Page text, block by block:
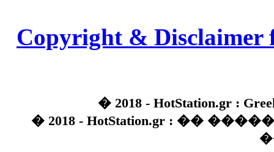
Copyright & Disclaimer
� 2018 - HotStation.gr :
� 2018 - HotStation.gr : ��